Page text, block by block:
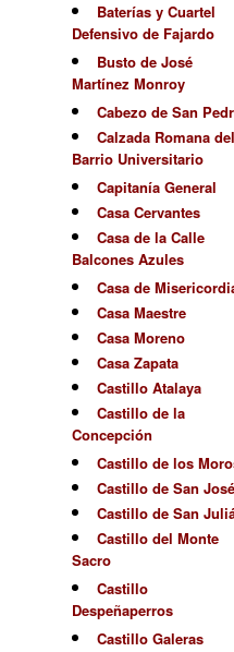
Baterías y Cuartel
Defensivo de Fajardo
Busto de José
Martínez Monroy
Cabezo de San
Calzada Romana del
Barrio Universitario
Capitanía General
Casa Cervantes
Casa de la Calle
Balcones Azules
Casa de
Casa Maestre
Casa Moreno
Casa Zapata
Castillo Atalaya
Castillo de la
Concepción
Castillo de los
Castillo de San José
Castillo de San
Castillo del Monte
Sacro
Castillo
Despeñaperros
Castillo Galeras